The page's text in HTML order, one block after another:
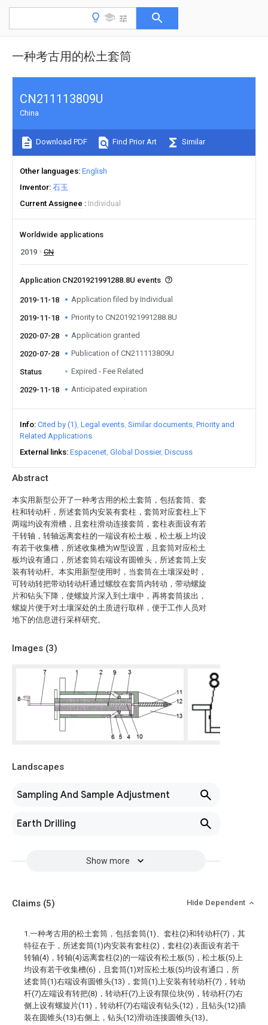
一种考古用的松土套筒
Abstract
本实用新型公开了一种考古用的松土套筒，包括套筒、套
柱和转动杆，所述套筒内安装有套柱，套筒对应套柱上下
两端均设有滑槽，且套柱滑动连接套筒，套柱表面设有若
干转轴，转轴远离套柱的一端设有松土板，松土板上均设
有若干收集槽，所述收集槽为W型设置，且套筒对应松土
板均设有通口，所述套筒右端设有圆锥头，所述套筒上安
装有转动杆。本实用新型使用时，当套筒在土壤深处时，
可转动转把带动转动杆通过螺纹在套筒内转动，带动螺旋
片和钻头下降，使螺旋片深入到土壤中，再将套筒拔出，
螺旋片便于对土壤深处的土质进行取样，便于工作人员对
地下的信息进行采样研究。
Images (3)
Landscapes
Sampling And Sample Adjustment
Earth Drilling
Show more
CN211113809U
China
Download PDF Find Prior Art Similar
Other languages English
Inventor 石玉
Current Assignee
Individual
Worldwide applications
2019
CN
Application CN201921991288.8U events
2019-11-18 Application filed by Individual
2019-11-18 Priority to CN201921991288.8U
2020-07-28 Application granted
2020-07-28 Publication of CN211113809U
Status Expired - Fee Related
2029-11-18 Anticipated expiration
Info Cited by (1) Legal events Similar documents Priority and
Related Applications
External links Espacenet Global Dossier Discuss
Claims (5) Hide Dependent
1.一种考古用的松土套筒，包括套筒(1)、套柱(2)和转动杆(7)，其
特征在于，所述套筒(1)内安装有套柱(2)，套柱(2)表面设有若干
转轴(4)，转轴(4)远离套柱(2)的一端设有松土板(5)，松土板(5)上
均设有若干收集槽(6)，且套筒(1)对应松土板(5)均设有通口，所
述套筒(1)右端设有圆锥头(13)，套筒(1)上安装有转动杆(7)，转动
杆(7)左端设有转把(8)，转动杆(7)上设有限位块(9)，转动杆(7)右
侧上设有螺旋片(11)，转动杆(7)右端设有钻头(12)，且钻头(12)插
装在圆锥头(13)右侧上，钻头(12)滑动连接圆锥头(13)。